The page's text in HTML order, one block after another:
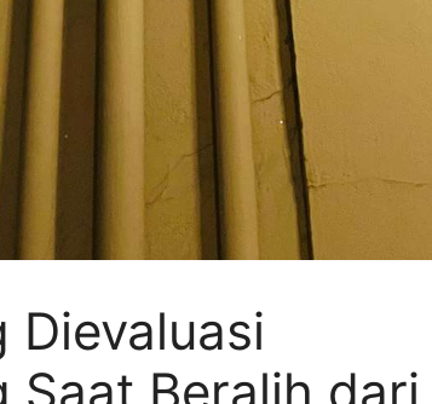
Dievaluasi
Saat Beralih dari